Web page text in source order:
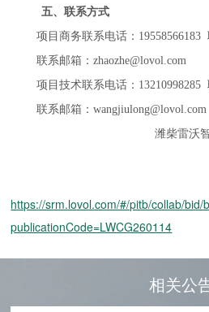
五、联系方式
项目商务联系电话：19558566183
联系邮箱：zhaozhe@lovol.com
项目技术联系电话：13210998285
联系邮箱：wangjiulong@lovol.com
潍柴雷沃
https://srm.lovol.com/#/pitb/collab/bid/
publicationCode=LWCG260114
相关公